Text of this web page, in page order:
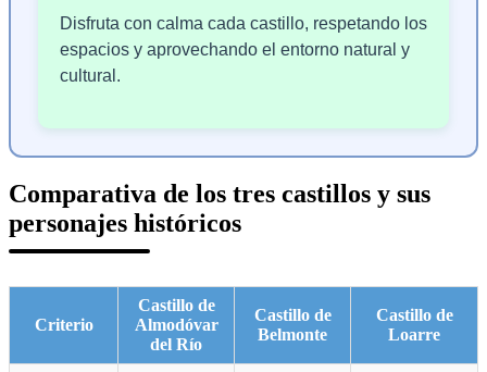
Disfruta con calma cada castillo, respetando los
espacios y aprovechando el entorno natural y
cultural.
Comparativa de los tres castillos y sus
personajes históricos
Criterio
Castillo de
Almodóvar
del Río
Castillo de
Belmonte
Castillo de
Loarre